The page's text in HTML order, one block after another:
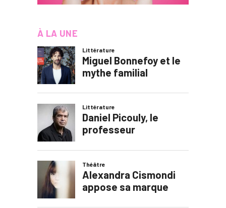
À LA UNE